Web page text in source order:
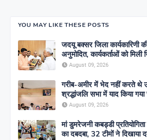
YOU MAY LIKE THESE POSTS
जदयू बक्सर जिला कार्यकारिणी
अनुमोदित, कार्यकर्ताओं को मिली
August 09, 2026
गरीब-अमीर में भेद नहीं करते थे
श्रद्धांजलि सभा में याद किया
August 09, 2026
मां डुमरेजनी कबड्डी
का दबदबा, 32 टीमों ने दिखाया